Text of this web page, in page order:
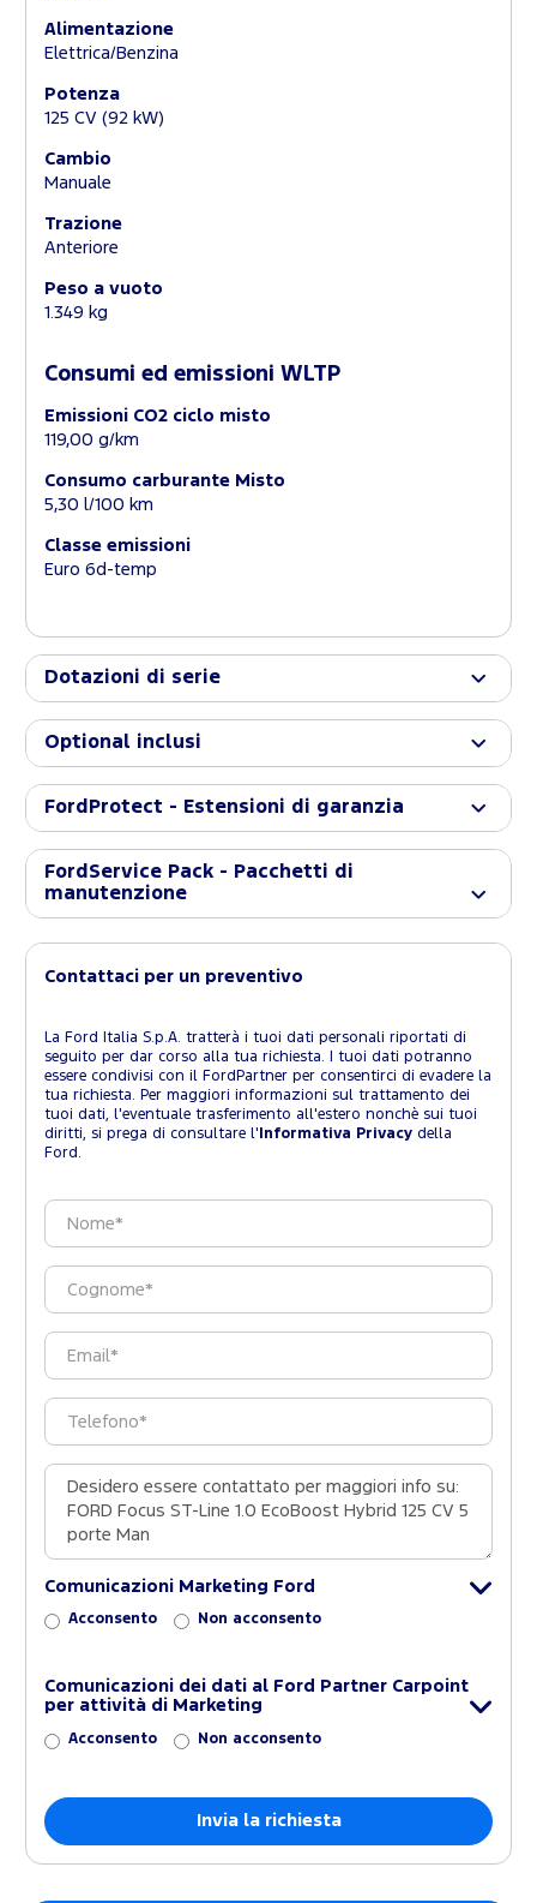
Alimentazione
Elettrica/Benzina
Potenza
125 CV (92 kW)
Cambio
Manuale
Trazione
Anteriore
Peso a vuoto
1.349 kg
Consumi ed emissioni WLTP
Emissioni CO2 ciclo misto
119,00 g/km
Consumo carburante Misto
5,30 l/100 km
Classe emissioni
Euro 6d-temp
Dotazioni di serie
Optional inclusi
FordProtect - Estensioni di garanzia
FordService Pack - Pacchetti di
manutenzione
Contattaci per un preventivo
La Ford Italia S.p.A. tratterà i tuoi dati personali riportati di
seguito per dar corso alla tua richiesta. I tuoi dati potranno
essere condivisi con il FordPartner per consentirci di evadere la
tua richiesta. Per maggiori informazioni sul trattamento dei
tuoi dati, l'eventuale trasferimento all'estero nonchè sui tuoi
diritti, si prega di consultare l' Informativa Privacy della
Ford.
Comunicazioni Marketing Ford
Acconsento Non acconsento
Comunicazioni dei dati al Ford Partner Carpoint
per attività di Marketing
Acconsento Non acconsento